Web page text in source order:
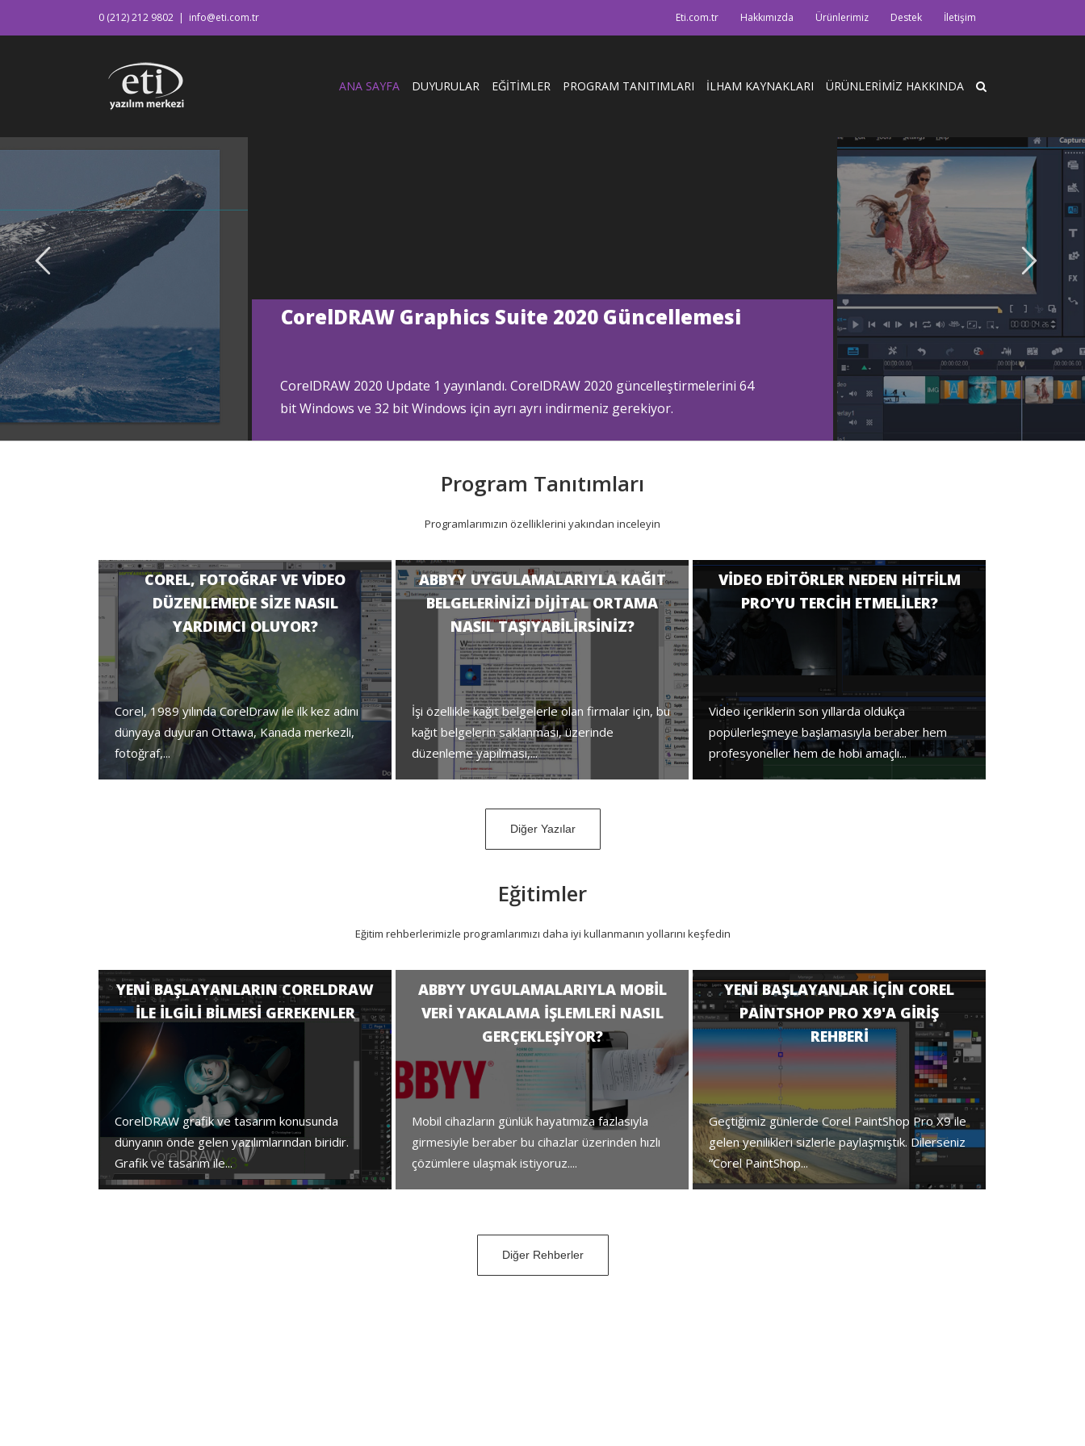
0 (212) 212 9802 | info@eti.com.tr Eti.com.tr Hakkımızda Ürünlerimiz Destek İletişim
ANA SAYFA DUYURULAR EĞİTİMLER PROGRAM TANITIMLARI İLHAM KAYNAKLARI ÜRÜNLERİMİZ HAKKINDA
CorelDRAW Graphics Suite 2020 Güncellemesi
CorelDRAW 2020 Update 1 yayınlandı. CorelDRAW 2020 güncelleştirmelerini 64
bit Windows ve 32 bit Windows için ayrı ayrı indirmeniz gerekiyor.
Program Tanıtımları
Programlarımızın özelliklerini yakından inceleyin
Corel, 1989 yılında CorelDraw ile ilk kez adını
dünyaya duyuran Ottawa, Kanada merkezli,
fotoğraf,...
COREL, FOTOĞRAF VE VIDEO
DÜZENLEMEDE SIZE NASIL
YARDIMCI OLUYOR?
İşi özellikle kağıt belgelerle olan firmalar için, bu
kağıt belgelerin saklanması, üzerinde
düzenleme yapılması,...
ABBYY UYGULAMALARIYLA KAĞIT
BELGELERINIZI DIJITAL ORTAMA
NASIL TAŞIYABILIRSINIZ?
Video içeriklerin son yıllarda oldukça
popülerleşmeye başlamasıyla beraber hem
profesyoneller hem de hobi amaçlı...
VIDEO EDITÖRLER NEDEN HITFILM
PRO’YU TERCIH ETMELILER?
Diğer Yazılar
Eğitimler
Eğitim rehberlerimizle programlarımızı daha iyi kullanmanın yollarını keşfedin
CorelDRAW grafik ve tasarım konusunda
dünyanın önde gelen yazılımlarından biridir.
Grafik ve tasarım ile...
YENI BAŞLAYANLARIN CORELDRAW
ILE ILGILI BILMESI GEREKENLER
Mobil cihazların günlük hayatımıza fazlasıyla
girmesiyle beraber bu cihazlar üzerinden hızlı
çözümlere ulaşmak istiyoruz....
ABBYY UYGULAMALARIYLA MOBIL
VERI YAKALAMA IŞLEMLERI NASIL
GERÇEKLEŞIYOR?
Geçtiğimiz günlerde Corel PaintShop Pro X9 ile
gelen yenilikleri sizlerle paylaşmıştık. Dilerseniz
“Corel PaintShop...
YENI BAŞLAYANLAR IÇIN COREL
PAINTSHOP PRO X9'A GIRIŞ
REHBERI
Diğer Rehberler